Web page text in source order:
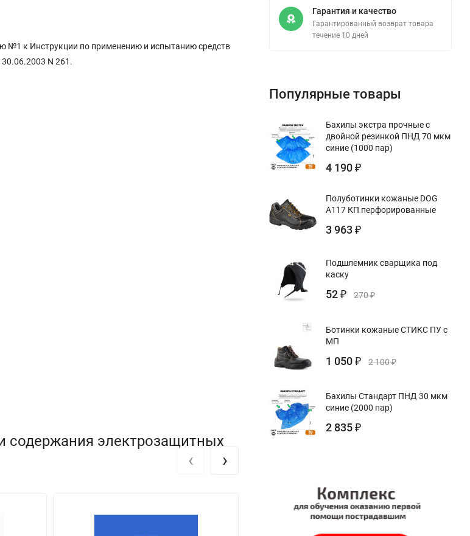
№1 к Инструкции по применению и испытанию средств
N 261.
содержания электрозащитных
‹ ›
Гарантия и качество
Гарантированный возврат товара
течение 10 дней
Популярные товары
Бахилы экстра прочные с
двойной резинкой ПНД 70 мкм
синие (1000 пар)
4 190 ₽
Полуботинки кожаные DOG
А117 КП перфорированные
3 963 ₽
Подшлемник сварщика под
каску
52 ₽ 270₽
Ботинки кожаные СТИКС ПУ с
МП
1 050 ₽ 2 100₽
Бахилы Стандарт ПНД 30 мкм
синие (2000 пар)
2 835 ₽